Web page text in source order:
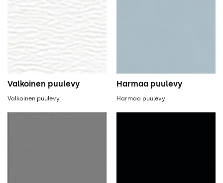
Valkoinen puulevy
Valkoinen puulevy
Harmaa puulevy
Harmaa puulevy